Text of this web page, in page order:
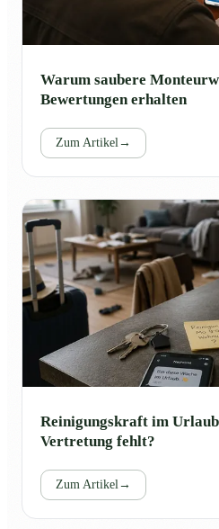
Warum saubere
Bewertungen erhalten
Zum Artikel →
Reinigungskraft im Urlaub
Vertretung fehlt?
Zum Artikel →